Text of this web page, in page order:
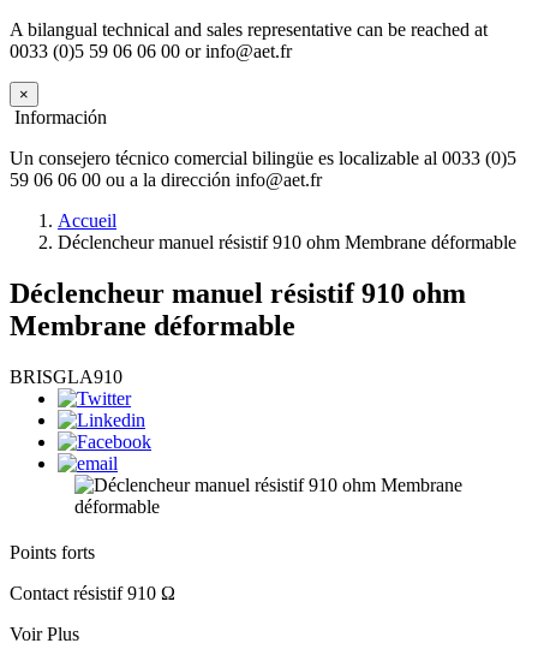
A bilangual technical and sales representative can be reached at
0033 (0)5 59 06 06 00 or info@aet.fr
×
Información
Un consejero técnico comercial bilingüe es localizable al 0033 (0)5
59 06 06 00 ou a la dirección info@aet.fr
Accueil
Déclencheur manuel résistif 910 ohm Membrane déformable
Déclencheur manuel résistif 910 ohm
Membrane déformable
BRISGLA910
Points forts
Contact résistif 910 Ω
Voir Plus